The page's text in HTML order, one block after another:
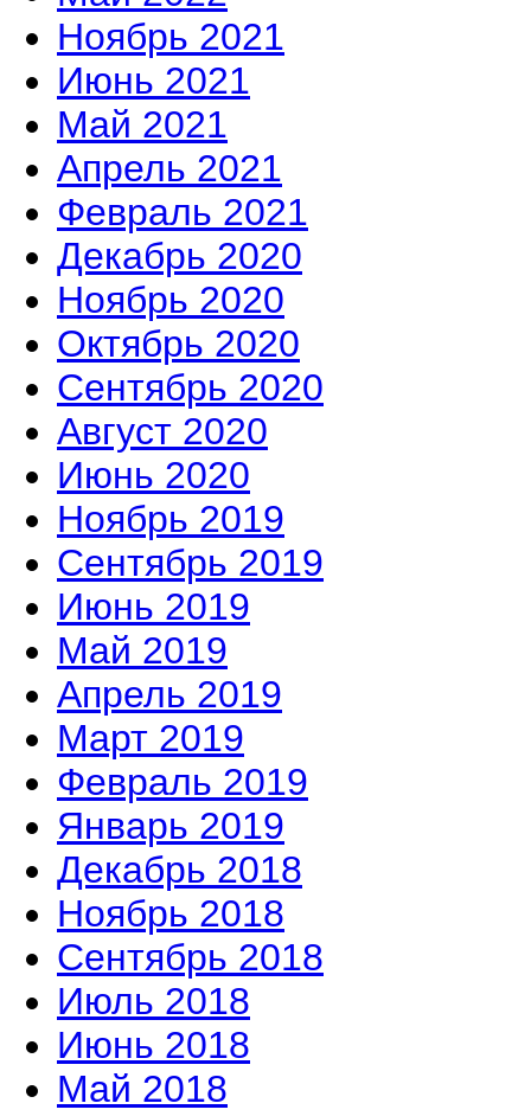
Ноябрь 2021
Июнь 2021
Май 2021
Апрель 2021
Февраль 2021
Декабрь 2020
Ноябрь 2020
Октябрь 2020
Сентябрь 2020
Август 2020
Июнь 2020
Ноябрь 2019
Сентябрь 2019
Июнь 2019
Май 2019
Апрель 2019
Март 2019
Февраль 2019
Январь 2019
Декабрь 2018
Ноябрь 2018
Сентябрь 2018
Июль 2018
Июнь 2018
Май 2018